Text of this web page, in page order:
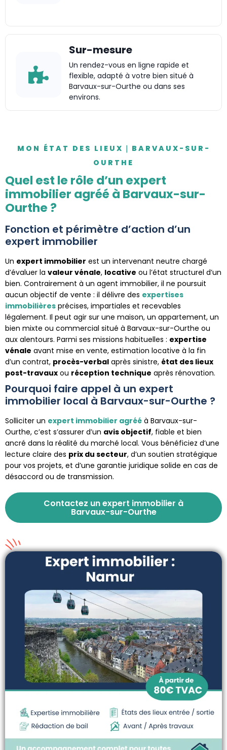
Sur-mesure
Un rendez-vous en ligne rapide et
flexible, adapté à votre bien situé à
Barvaux-sur-Ourthe ou dans ses
environs.
MON ÉTAT DES LIEUX｜BARVAUX-SUR-
OURTHE
Quel est le rôle d’un expert
immobilier agréé à Barvaux-sur-
Ourthe ?
Fonction et périmètre d’action d’un
expert immobilier
Un expert immobilier est un intervenant neutre chargé
d’évaluer la valeur vénale, locative ou l’état structurel d’un
bien. Contrairement à un agent immobilier, il ne poursuit
aucun objectif de vente : il délivre des expertises
immobilières précises, impartiales et recevables
légalement. Il peut agir sur une maison, un appartement, un
bien mixte ou commercial situé à Barvaux-sur-Ourthe ou
aux alentours. Parmi ses missions habituelles : expertise
vénale avant mise en vente, estimation locative à la fin
d’un contrat, procès-verbal après sinistre, état des lieux
post-travaux ou réception technique après rénovation.
Pourquoi faire appel à un expert
immobilier local à Barvaux-sur-Ourthe ?
Solliciter un expert immobilier agréé à Barvaux-sur-
Ourthe, c’est s’assurer d’un avis objectif, fiable et bien
ancré dans la réalité du marché local. Vous bénéficiez d’une
lecture claire des prix du secteur, d’un soutien stratégique
pour vos projets, et d’une garantie juridique solide en cas de
désaccord ou de transmission.
Contactez un expert immobilier à
Barvaux-sur-Ourthe